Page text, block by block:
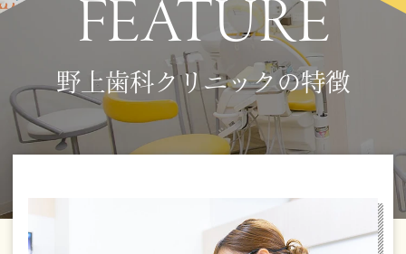
FEATURE
野上歯科クリニックの特徴